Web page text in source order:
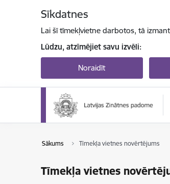
Sīkdatnes
Lai šī tīmekļvietne darbotos, tā
Lūdzu, atzīmējiet savu izvēli:
Noraidīt
Sākums Tīmekļa vietnes novērtējums
Tīmekļa vietnes